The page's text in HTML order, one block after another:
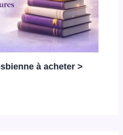
à acheter >